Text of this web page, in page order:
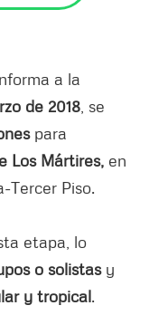
a la
de 2018 , se
para
Los Mártires, en
Tercer Piso.
etapa, lo
o solistasy
y tropical.